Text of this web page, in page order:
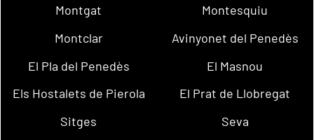
Montgat
Montesquiu
Montclar
Avinyonet del Penedès
El Pla del Penedès
El Masnou
Els Hostalets de Pierola
El Prat de Llobregat
Sitges
Seva